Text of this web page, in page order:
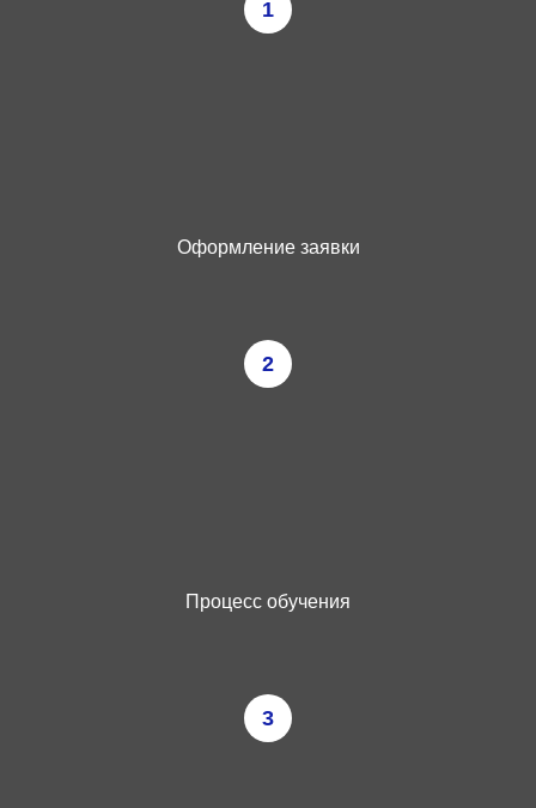
1
Оформление заявки
2
Процесс обучения
3